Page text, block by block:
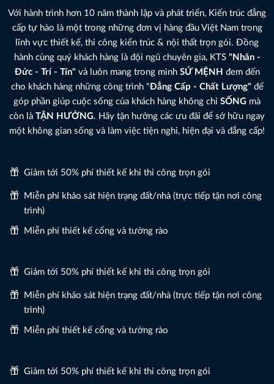
Với hành trình hơn 10 năm thành lập và phát triển, Kiến trúc đẳng
cấp tự hào là một trong những đơn vị hàng đầu Việt Nam trong
lĩnh vực thiết kế, thi công kiến trúc & nội thất trọn gói. Đồng
hành cùng quý khách hàng là đội ngũ chuyên gia, KTS "Nhân -
Đức - Trí - Tín"và luôn mang trong mình SỨ MỆNH đem đến
cho khách hàng những công trình "Đẳng Cấp - Chất Lượng"để
góp phần giúp cuộc sống của khách hàng không chỉ SỐNG mà
còn là TẬN HƯỞNG. Hãy tận hưởng các ưu đãi để sở hữu ngay
một không gian sống và làm việc tiện nghi, hiện đại và đẳng cấp!
Giảm tới 50% phí thiết kế khi thi công trọn gói
Miễn phí khảo sát hiện trạng đất/nhà (trực tiếp tận nơi công
trình)
Miễn phí thiết kế cổng và tường rào
Giảm tới 50% phí thiết kế khi thi công trọn gói
Miễn phí khảo sát hiện trạng đất/nhà (trực tiếp tận nơi công
trình)
Miễn phí thiết kế cổng và tường rào
Giảm tới 50% phí thiết kế khi thi công trọn gói